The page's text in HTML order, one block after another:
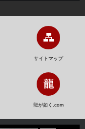
サイトマップ
龍が如く.com